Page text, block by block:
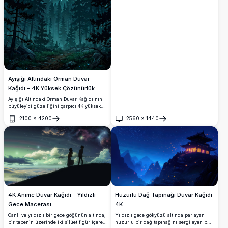
Ayışığı Altındaki Orman Duvar
Kağıdı - 4K Yüksek Çözünürlük
Ayışığı Altındaki Orman Duvar Kağıdı'nın
büyüleyici güzelliğini çarpıcı 4K yüksek
dolu bir gece gökyüzünün altında yoğun
çam ağaçlarının arasından parlayan
dolunayın nefes kesici manzarasını sunan
bu yüksek kaliteli görüntü, masaüstü veya
mobil ekranlar için mükemmeldir. Net ve
detaylı görsellerle, huzurlu ve mistik bir
atmosfere dalın.
2100 × 4200
Aç
2560 × 1440
Aç
4K Anime Duvar Kağıdı - Yıldızlı
Gece Macerası
Canlı ve yıldızlı bir gece göğünün altında,
bir tepenin üzerinde iki silüet figür içeren
Huzurlu Dağ Tapınağı Duvar Kağıdı
4K
Yıldızlı gece gökyüzü altında parlayan
huzurlu bir dağ tapınağını sergileyen bu